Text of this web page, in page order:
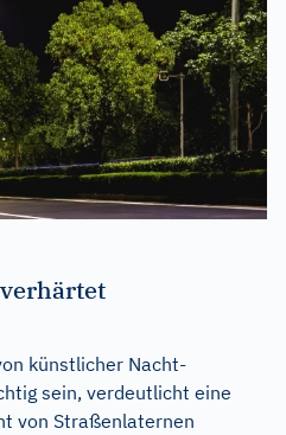
künstlicher Nacht-
sein, verdeutlicht eine
von Straßenlaternen